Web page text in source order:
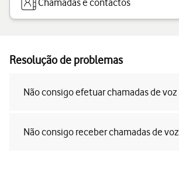
Chamadas e contactos
Resolução de problemas
Não consigo efetuar chamadas de voz
Não consigo receber chamadas de voz